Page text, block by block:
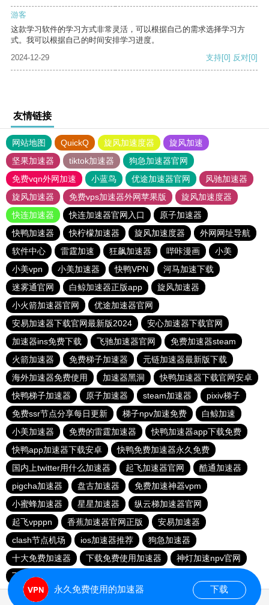
游客
这款学习软件的学习方式非常灵活，可以根据自己的需求选择学习方
式。我可以根据自己的时间安排学习进度。
2024-12-29
支持[0] 反对[0]
友情链接
网站地图 QuickQ 旋风加速度器
旋风加速
坚果加速器
tiktok加速器
狗急加速器官网
免费vqn外网加速
小蓝鸟 优途加速器官网
风驰加速器
旋风加速器
免费vps加速器外网苹果版
旋风加速度器
快连加速器
快连加速器官网入口
原子加速器
快鸭加速器
快柠檬加速器 旋风加速度器
外网网址导航
软件中心
雷霆加速 狂飙加速器 哔咔漫画
小美
小美vpn
小美加速器 快鸭VPN
河马加速下载
迷雾通官网
白鲸加速器正版app
旋风加速器
小火箭加速器官网
优途加速器官网
安易加速器下载官网最新版2024
安心加速器下载官网
加速器ins免费下载
飞驰加速器官网
免费加速器steam
火箭加速器
免费梯子加速器
元链加速器最新版下载
海外加速器免费使用
加速器黑洞
快鸭加速器下载官网安卓
快鸭梯子加速器
原子加速器 steam加速器
pixiv梯子
免费ssr节点分享每日更新
梯子npv加速免费
白鲸加速
小美加速器
免费的雷霆加速器
快鸭加速器app下载免费
快鸭app加速器下载安卓
快鸭免费加速器永久免费
国内上twitter用什么加速器
起飞加速器官网
酷通加速器
pigcha加速器
盘古加速器
免费加速神器vpm
小蜜蜂加速器
星星加速器
纵云梯加速器官网
起飞vpppn
香蕉加速器官网正版
安易加速器
clash节点机场
ios加速器推荐
狗急加速器
十大免费加速器
下载免费使用加速器
神灯加速npv官网
飞鸟加速器
永久免费使用的加速器 下载